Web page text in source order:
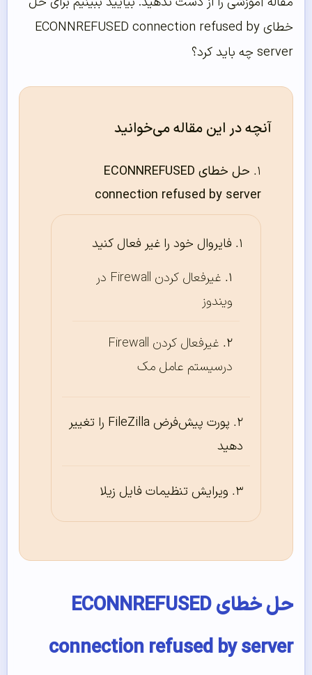
خطای ECONNREFUSED connection refused by
server چه باید کرد؟
آنچه در این مقاله می‌خوانید
حل خطای ECONNREFUSED
connection refused by server
فایروال خود را غیر فعال کنید
غیرفعال کردن Firewall در
ویندوز
غیرفعال کردن Firewall
درسیستم عامل مک
پورت پیش‌‌فرض FileZilla را تغییر
دهید
ویرایش تنظیمات فایل زیلا
حل خطای ECONNREFUSED
connection refused by server